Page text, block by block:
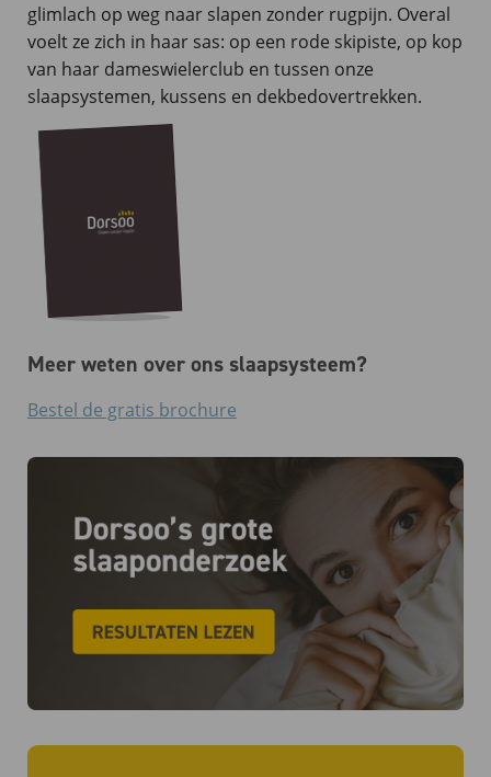
glimlach op weg naar slapen zonder rugpijn. Overal
voelt ze zich in haar sas: op een rode skipiste, op kop
van haar dameswielerclub en tussen onze
slaapsystemen, kussens en dekbedovertrekken.
Meer weten over ons slaapsysteem?
Bestel de gratis brochure